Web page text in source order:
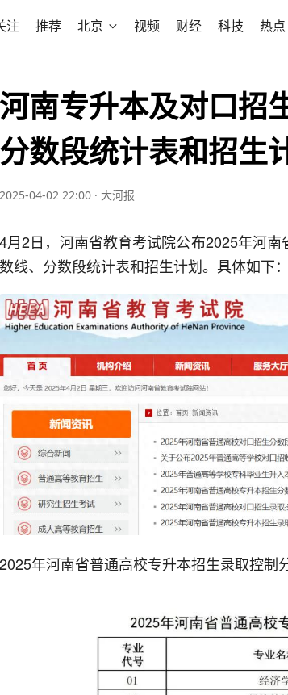
注 推荐 北京 视频 财经 科技 热点
河南专升本及对口招
分数段统计表和招生
2025-04-02 22:00 · 大河报
4月2日，河南省教育考试院公布2025年河
数线、分数段统计表和招生计划。具体如下：
2025年河南省普通高校专升本招生录取控制